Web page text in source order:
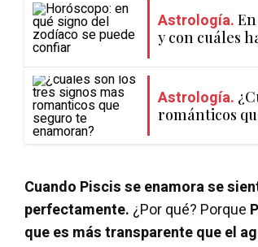
Astrología.
y con cuáles
Astrología.
románticos
Cuando Piscis se enamora se
perfectamente. ¿Por qué? Porque
que es más transparente que el